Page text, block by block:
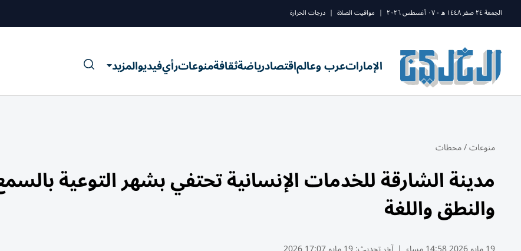
الجمعة ٢٤ صفر ١٤٤٨ ه - ٠٧ أغسطس ٢٠٢٦ | مواقيت الصلاة | درجات الحرارة
الإماراتعرب وعالماقتصادرياضةثقافةمنوعاترأيفيديوالمزيد
منوعات/محطات
مدينة الشارقة للخدمات الإنسانية تحتفي بشهر التوعية
والنطق واللغة